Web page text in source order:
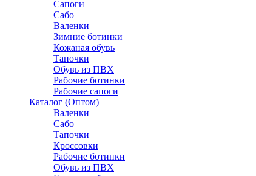
Сапоги
Сабо
Валенки
Зимние ботинки
Кожаная обувь
Тапочки
Обувь из ПВХ
Рабочие ботинки
Рабочие сапоги
Каталог (Оптом)
Валенки
Сабо
Тапочки
Кроссовки
Рабочие ботинки
Обувь из ПВХ